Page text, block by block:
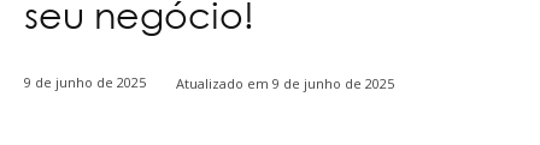
seu negócio!
9 de junho de 2025 Atualizado em 9 de junho de 2025